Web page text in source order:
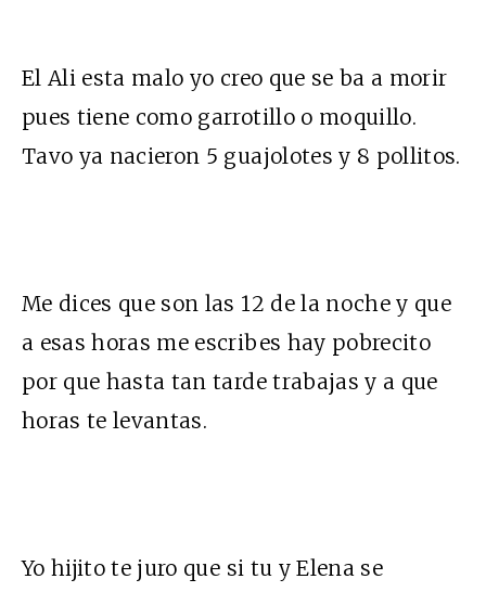
El Ali esta malo yo creo que se ba a morir
pues tiene como garrotillo o moquillo.
Tavo ya nacieron 5 guajolotes y 8 pollitos.
Me dices que son las 12 de la noche y que
a esas horas me escribes hay pobrecito
por que hasta tan tarde trabajas y a que
horas te levantas.
Yo hijito te juro que si tu y Elena se